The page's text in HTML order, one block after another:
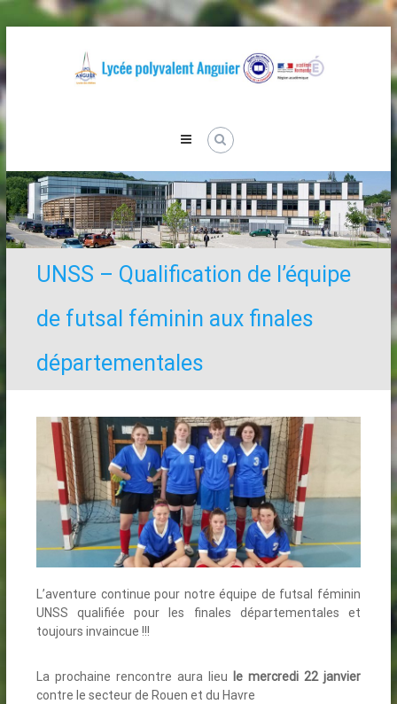
to
content
UNSS – Qualification de l’équipe
de futsal féminin aux finales
départementales
L’aventure continue pour notre équipe de futsal féminin
UNSS qualifiée pour les finales départementales et
toujours invaincue !!!
La prochaine rencontre aura lieu le mercredi 22 janvier
contre le secteur de Rouen et du Havre